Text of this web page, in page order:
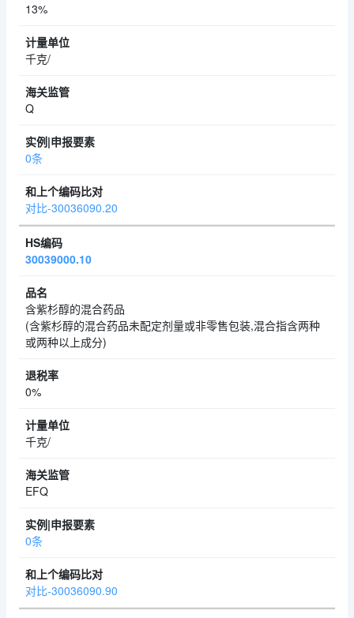
13%
千克/
Q
0条
对比-30036090.20
30039000.10
含紫杉醇的混合药品
(含紫杉醇的混合药品未配定剂量或非零售包装,混合指含两种
或两种以上成分)
0%
千克/
EFQ
0条
对比-30036090.90